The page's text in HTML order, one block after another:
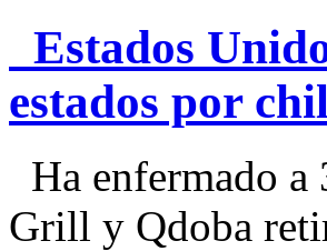
Estados
estados por
Ha enfermado a
Grill y Qdoba